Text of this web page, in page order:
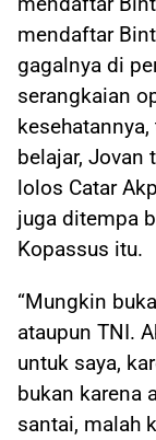
mendaftar
gagalnya di
serangkaian
belajar, Jovan
lolos Catar
juga ditempa
Kopassus itu.
“Mungkin
ataupun TNI.
untuk saya,
bukan karena
santai, malah